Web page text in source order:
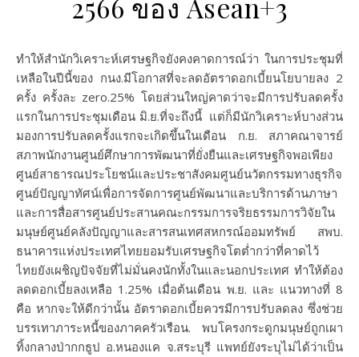
2566 ของ Asean+3
ทำให้สำนักวิเคราะห์เศรษฐกิจยังคงคาดการณ์ว่า ในการประชุมที่
เหลือในปีนี้ของ กนง.มีโอกาสที่จะลดอัตราดอกเบี้ยนโยบายลง 2
ครั้ง ครั้งละ zero.25% โดยส่วนใหญ่คาดว่าจะมีการปรับลดครั้ง
แรกในการประชุมเดือน มิ.ย.ที่จะถึงนี้ แต่ก็มีนักวิเคราะห์บางส่วน
มองการปรับลดครั้งแรกจะเกิดขึ้นในเดือน ก.ย. สภาคณาจารย์
สภาพนักงานศูนย์ศึกษาการพัฒนาที่ยั่งยืนและเศรษฐกิจพอเพียง
ศูนย์สาธารณประโยชน์และประชาสังคมศูนย์นวัตกรรมทางธุรกิจ
ศูนย์ปัญญาทัศน์เพื่อการจัดการศูนย์พัฒนาและบริการด้านภาษา
และการสื่อสารศูนย์ประสานคณะกรรมการจริยธรรมการวิจัยใน
มนุษย์ศูนย์คลังปัญญาและสารสนเทศสหกรณ์ออมทรัพย์ สพบ.
ธนาคารแห่งประเทศไทยยอมรับเศรษฐกิจโตต่ำกว่าที่คาดไว้
ไทยยังเผชิญปัจจัยที่ไม่มั่นคงนักทั้งในและนอกประเทศ ทำให้ต้อง
ลดดอกเบี้ยลงเหลือ 1.25% เมื่อต้นเดือน พ.ย. และ แนวทางที่ 8
คือ หากจะให้ดีกว่านั้น อัตราดอกเบี้ยควรมีการปรับลดลง ซึ่งช่วย
บรรเทาภาระหนี้ของภาคครัวเรือน. พบโครงกระดูกมนุษย์ถูกเผา
ทิ้งกลางป่ากกธูป อ.หนองแค จ.สระบุรี แพทย์ยังระบุไม่ได้ว่าเป็น